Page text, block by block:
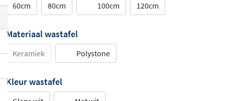
60cm 80cm 100cm 120cm
Materiaal wastafel
Keramiek Polystone
Kleur wastafel